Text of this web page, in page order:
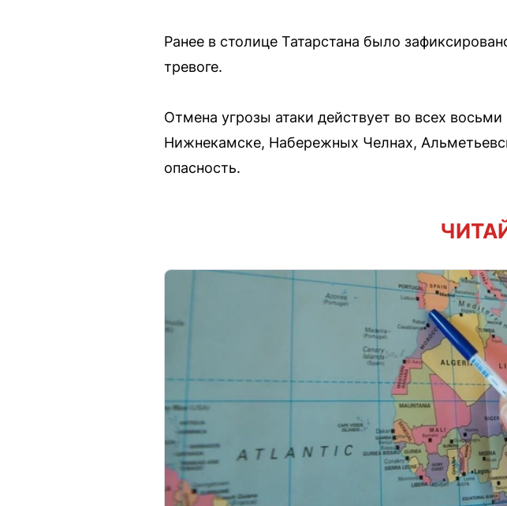
Ранее в столице Татарстана было
тревоге.
Отмена угрозы атаки действует во всех
Нижнекамске, Набережных Челнах,
опасность.